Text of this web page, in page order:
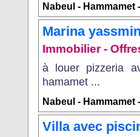
Nabeul - Hammamet
Marina
Immobilier -
à louer pizzeria
hamamet ...
Nabeul - Hammamet
Villa avec